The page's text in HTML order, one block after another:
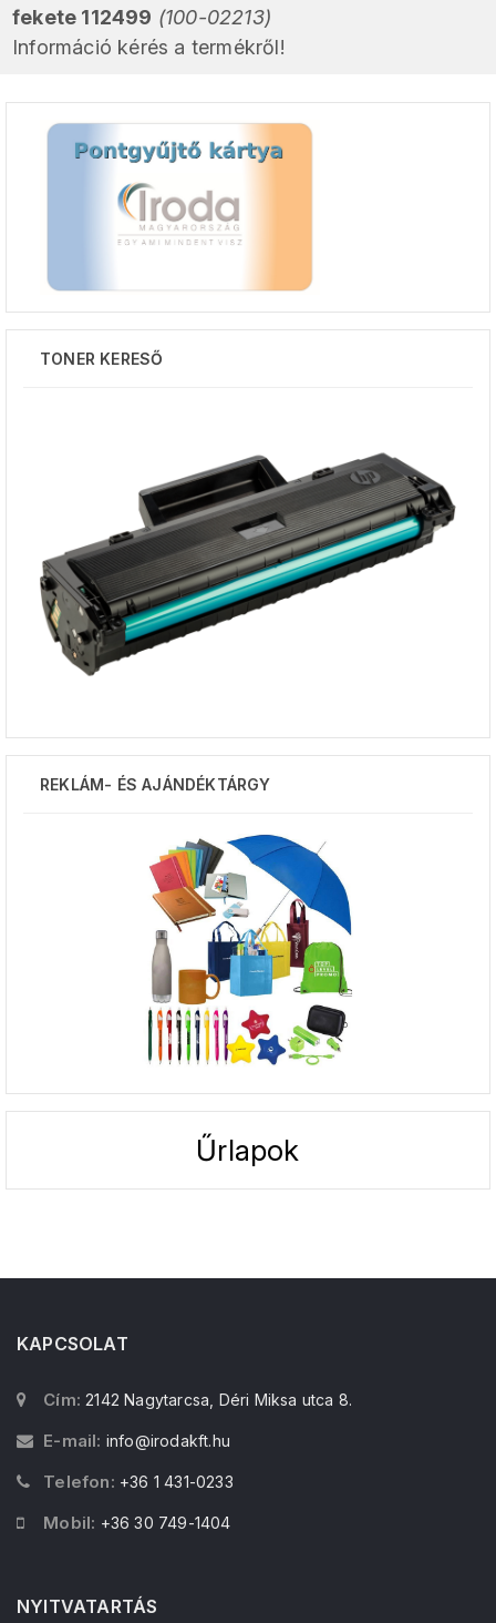
fekete 112499 (100-02213)
Információ kérés a termékről!
TONER KERESŐ
REKLÁM- ÉS AJÁNDÉKTÁRGY
Űrlapok
KAPCSOLAT
Cím: 2142 Nagytarcsa, Déri Miksa utca 8.
E-mail: info@irodakft.hu
Telefon: +36 1 431-0233
Mobil: +36 30 749-1404
NYITVATARTÁS